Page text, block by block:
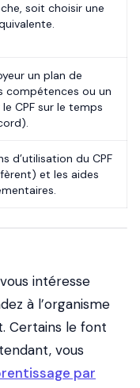
soit choisir une
un plan de
compétences ou un
CPF sur le temps
d’utilisation du CPF
et les aides
intéresse
à l’organisme
Certains le font
vous
par